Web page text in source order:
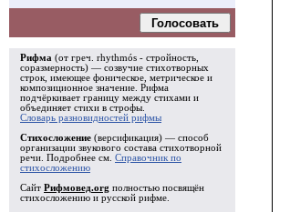
Голосовать
Рифма (от греч. rhythmós - стройность,
соразмерность) — созвучие стихотворных
строк, имеющее фоническое, метрическое и
композиционное значение. Рифма
подчёркивает границу между стихами и
объединяет стихи в строфы
Словарь разновидностей рифмы
Стихосложение (версификация) — способ
организации звукового состава стихотворной
речи. Подробнее см. Справочник по
стихосложению
Сайт Рифмовед.org полностью посвящён
стихосложению и русской рифме.